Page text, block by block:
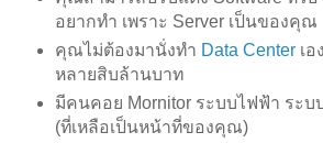
อยากทำ เพราะ Server เป็นของคุณ
คุณไม่ต้องมานั่งทำ Data Centerเอ
หลายสิบล้านบาท
มีคนคอย Mornitor ระบบไฟฟ้า ระบ
(ที่เหลือเป็นหน้าที่ของคุณ)